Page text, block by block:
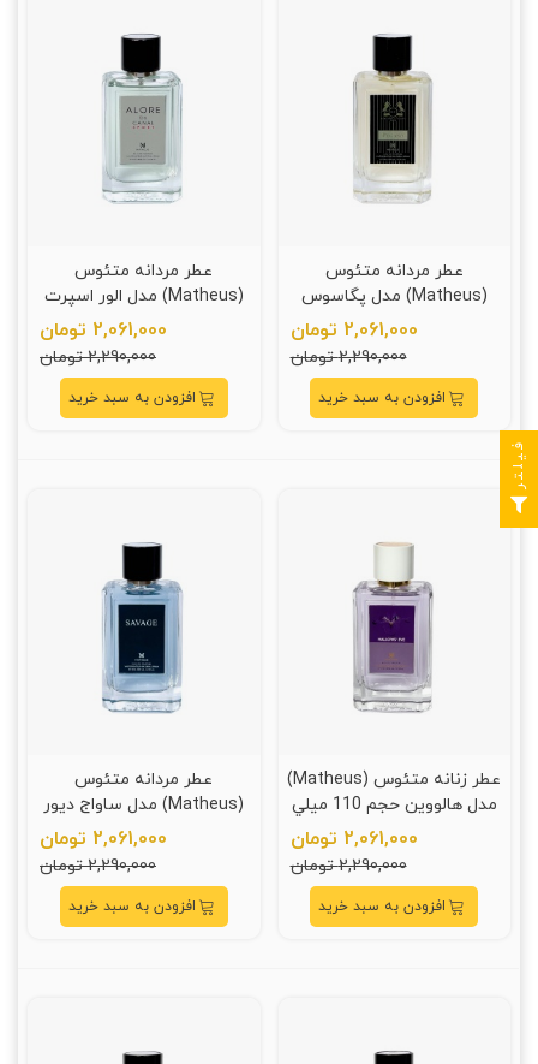
عطر مردانه متئوس
(Matheus) مدل پگاسوس
مارلي حجم 110 ميلي ليتر2,061,000 تومان
2,290,000 تومان
افزودن به سبد خرید
عطر مردانه متئوس
(Matheus) مدل الور اسپرت
شنل حجم 110 ميلي ليتر2,061,000 تومان
2,290,000 تومان
افزودن به سبد خرید
عطر زنانه متئوس (Matheus)
مدل هالووين حجم 110 ميلي
ليتر
2,061,000 تومان
2,290,000 تومان
افزودن به سبد خرید
عطر مردانه متئوس
(Matheus) مدل ساواج ديور
2,061,000 تومان
2,290,000 تومان
افزودن به سبد خرید
فیلتر